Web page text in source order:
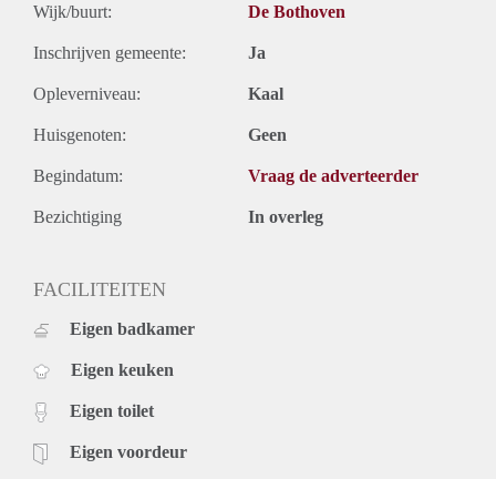
Wijk/buurt: De Bothoven
Inschrijven gemeente: Ja
Opleverniveau: Kaal
Huisgenoten: Geen
Begindatum: Vraag de adverteerder
Bezichtiging In overleg
FACILITEITEN
Eigen badkamer
Eigen keuken
Eigen toilet
Eigen voordeur